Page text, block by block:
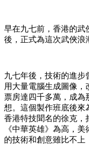
早在九七前，香港的武
後，正式為這次武俠浪
九七年後，技術的進步
用大量電腦生成圖像
票房達四千多萬，成為
想。這個製作班底後來
香港特技聞名的徐克，
《中華英雄》為高，
的技術和創意雖比不